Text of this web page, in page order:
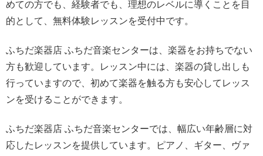
めての方でも、経験者でも、理想のレベルに導くことを目
的として、無料体験レッスンを受付中です。
ふちだ楽器店 ふちだ音楽センターは、楽器をお持ちでない
方も歓迎しています。レッスン中には、楽器の貸し出しも
行っていますので、初めて楽器を触る方も安心してレッス
ンを受けることができます。
ふちだ楽器店 ふちだ音楽センターでは、幅広い年齢層に対
応したレッスンを提供しています。ピアノ、ギター、ヴァ